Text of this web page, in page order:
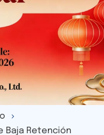
Baja Retención